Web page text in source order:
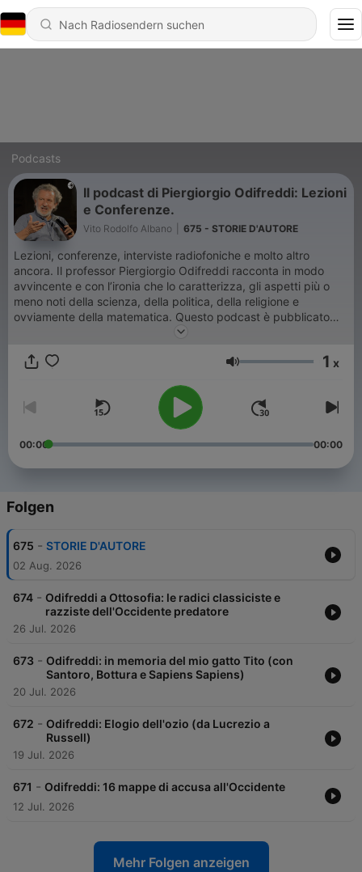
Podcasts
Il podcast di Piergiorgio Odifreddi: Lezioni
e Conferenze.
Vito Rodolfo Albano 675 - STORIE D'AUTORE
Lezioni, conferenze, interviste radiofoniche e molto altro
ancora. Il professor Piergiorgio Odifreddi racconta in modo
avvincente e con l’ironia che lo caratterizza, gli aspetti più o
meno noti della scienza, della politica, della religione e
ovviamente della matematica. Questo podcast è pubblicato
senza alcuno scopo di lucro, e con il solo fine di rendere
alviro1@gmail.com o telegram @Alviro72
Lautstärke 1 x
00:00 00:00
Folgen
675 - STORIE D'AUTORE
02 Aug. 2026
674 - Odifreddi a Ottosofia: le radici classiciste e
razziste dell'Occidente predatore
26 Jul. 2026
673 - Odifreddi: in memoria del mio gatto Tito (con
Santoro, Bottura e Sapiens Sapiens)
20 Jul. 2026
672 - Odifreddi: Elogio dell'ozio (da Lucrezio a
Russell)
19 Jul. 2026
671 - Odifreddi: 16 mappe di accusa all'Occidente
12 Jul. 2026
Mehr Folgen anzeigen